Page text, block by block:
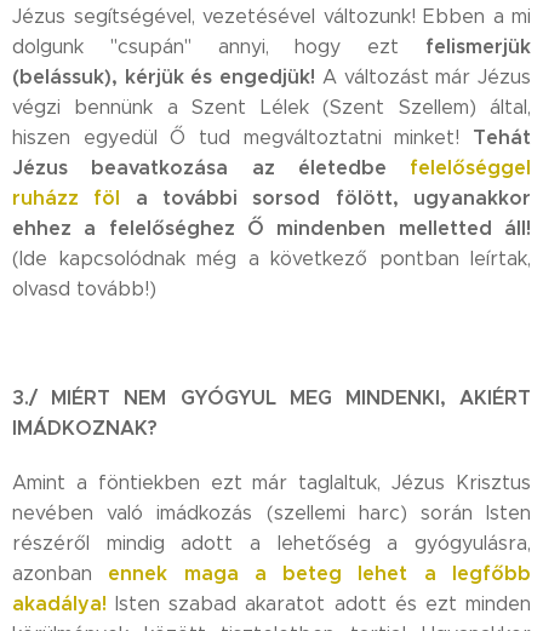
Jézus segítségével, vezetésével változunk! Ebben a mi
dolgunk "csupán" annyi, hogy ezt felismerjük
(belássuk), kérjük és engedjük! A változást már Jézus
végzi bennünk a Szent Lélek (Szent Szellem) által,
hiszen egyedül Ő tud megváltoztatni minket! Tehát
Jézus beavatkozása az életedbe felelőséggel
ruházz föl
a további sorsod fölött, ugyanakkor
ehhez a felelőséghez Ő mindenben melletted áll!
(Ide kapcsolódnak még a következő pontban leírtak,
olvasd tovább!)
3./ MIÉRT NEM GYÓGYUL MEG MINDENKI, AKIÉRT
IMÁDKOZNAK?
Amint a föntiekben ezt már taglaltuk, Jézus Krisztus
nevében való imádkozás (szellemi harc) során Isten
részéről mindig adott a lehetőség a gyógyulásra,
azonban ennek maga a beteg lehet a legfőbb
akadálya! Isten szabad akaratot adott és ezt minden